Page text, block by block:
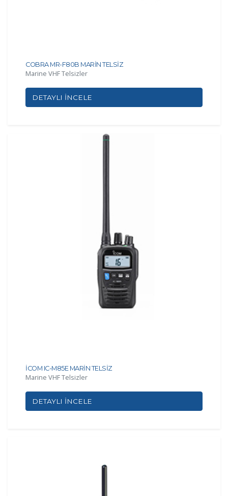
COBRA MR-F80B MARİN TELSİZ
Marine VHF Telsizler
DETAYLI İNCELE
İCOM IC-M85E MARİN TELSİZ
Marine VHF Telsizler
DETAYLI İNCELE